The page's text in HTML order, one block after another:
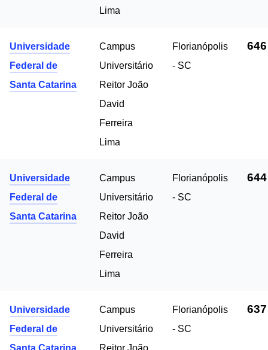
Lima
Universidade
Federal de
Santa Catarina
Campus
Universitário
Reitor João
David
Ferreira
Lima
Florianópolis
- SC
646
Universidade
Federal de
Santa Catarina
Campus
Universitário
Reitor João
David
Ferreira
Lima
Florianópolis
- SC
644
Universidade
Federal de
Santa Catarina
Campus
Universitário
Reitor João
Florianópolis
- SC
637